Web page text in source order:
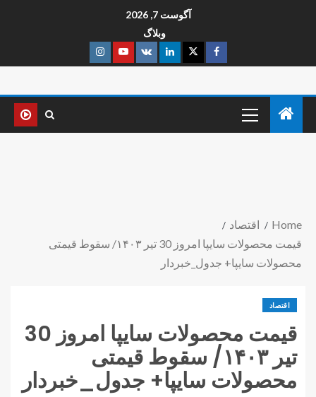
آگوست 7, 2026
وبلاگ
Home
اقتصاد
قیمت محصولات سایپا امروز 30 تیر ۱۴۰۳/ سقوط قیمتی
محصولات سایپا+ جدول_خبردار
اقتصاد
قیمت محصولات سایپا امروز 30
تیر ۱۴۰۳/ سقوط قیمتی
محصولات سایپا+ جدول_خبردار